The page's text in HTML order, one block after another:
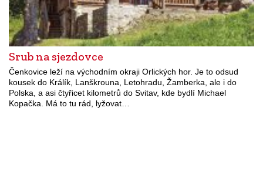
Srub na sjezdovce
Čenkovice leží na východním okraji Orlických hor. Je to odsud
kousek do Králík, Lanškrouna, Letohradu, Žamberka, ale i do
Polska, a asi čtyřicet kilometrů do Svitav, kde bydlí Michael
Kopačka. Má to tu rád, lyžovat…